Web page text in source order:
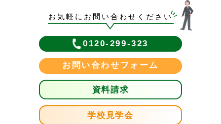
お気軽にお問い合わせください
0120-299-323
お問い合わせフォーム
資料請求
学校見学会